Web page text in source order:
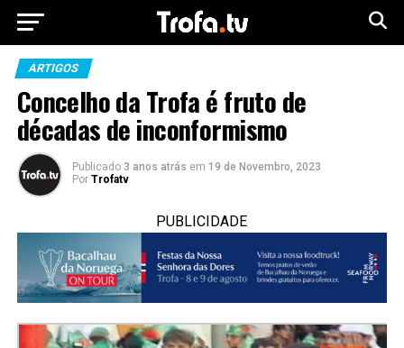
ARTIGOS
Concelho da Trofa é fruto de
décadas de inconformismo
Publicado 3 anos atrás em 19 de Novembro, 2023
Por Trofatv
PUBLICIDADE